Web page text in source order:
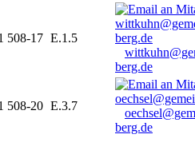
508-17 E.1.5
berg.de
508-20 E.3.7
berg.de